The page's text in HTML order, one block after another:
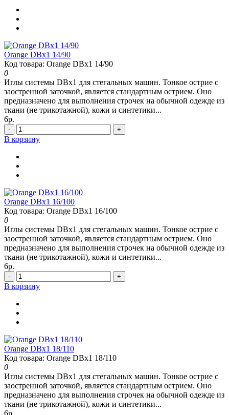
Orange DBx1 14/90
Код товара: Orange DBx1 14/90
0
Иглы системы DBx1 для стегальных машин. Тонкое острие с
заостренной заточкой, является стандартным острием. Оно
предназначено для выполнения строчек на обычной одежде из
ткани (не трикотажной), кожи и синтетики...
6р.
- +
В корзину
Orange DBx1 16/100
Код товара: Orange DBx1 16/100
0
Иглы системы DBx1 для стегальных машин. Тонкое острие с
заостренной заточкой, является стандартным острием. Оно
предназначено для выполнения строчек на обычной одежде из
ткани (не трикотажной), кожи и синтетики...
6р.
- +
В корзину
Orange DBx1 18/110
Код товара: Orange DBx1 18/110
0
Иглы системы DBx1 для стегальных машин. Тонкое острие с
заостренной заточкой, является стандартным острием. Оно
предназначено для выполнения строчек на обычной одежде из
ткани (не трикотажной), кожи и синтетики...
6р.